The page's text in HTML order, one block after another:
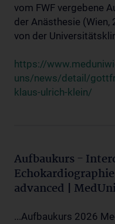
vom FWF vergebene
der Anästhesie (Wien,
von der
https://
uns/news/detail/
klaus-ulrich-klein/
Aufbaukurs -
advanced |
...Aufbaukurs 2026